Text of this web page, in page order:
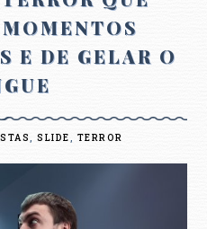
E DE GELAR O
, SLIDE, TERROR